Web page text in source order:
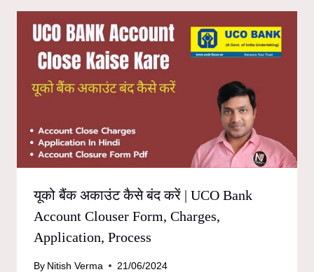
यूको बैंक अकाउंट कैसे बंद करें | UCO Bank
Account Clouser Form, Charges,
Application, Process
By Nitish Verma 21/06/2024